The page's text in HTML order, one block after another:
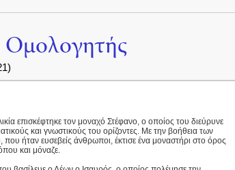
Ομολογητής
επισκέφτηκε τον μοναχό Στέφανο, ο οποίος του διεύρυνε
και γνωστικούς του ορίζοντες. Με την βοήθεια των
που ήταν ευσεβείς άνθρωποι, έκτισε ένα μοναστήρι στο όρος
και μόναζε.